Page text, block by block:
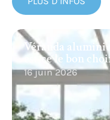
Véranda
est-ce le bon
16 juin 2026